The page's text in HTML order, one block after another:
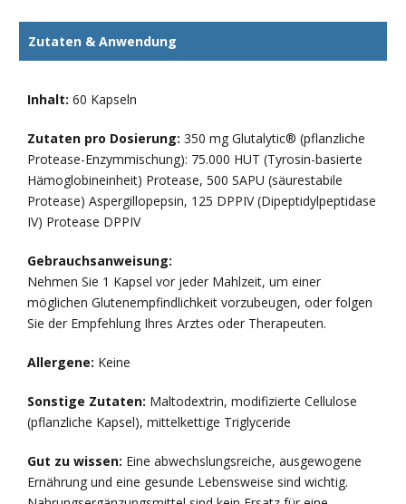
Zutaten & Anwendung
Inhalt: 60 Kapseln
Zutaten pro Dosierung: 350 mg Glutalytic® (pflanzliche
Protease-Enzymmischung): 75.000 HUT (Tyrosin-basierte
Hämoglobineinheit) Protease, 500 SAPU (säurestabile
Protease) Aspergillopepsin, 125 DPPIV (Dipeptidylpeptidase
IV) Protease DPPIV
Gebrauchsanweisung:
Nehmen Sie 1 Kapsel vor jeder Mahlzeit, um einer
möglichen Glutenempfindlichkeit vorzubeugen, oder folgen
Sie der Empfehlung Ihres Arztes oder Therapeuten.
Allergene: Keine
Sonstige Zutaten: Maltodextrin, modifizierte Cellulose
(pflanzliche Kapsel), mittelkettige Triglyceride
Gut zu wissen: Eine abwechslungsreiche, ausgewogene
Ernährung und eine gesunde Lebensweise sind wichtig.